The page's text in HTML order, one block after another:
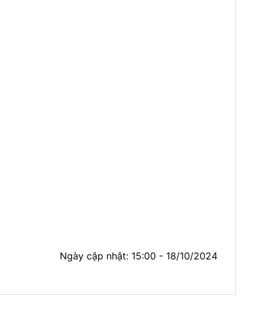
Ngày cập nhật: 15:00 - 18/10/2024